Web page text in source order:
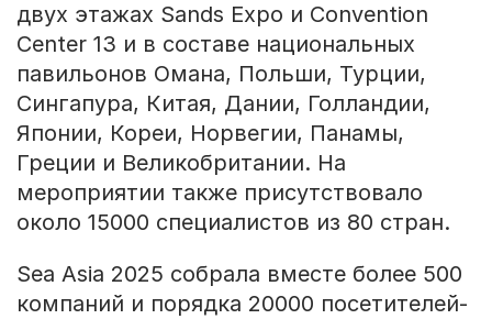
двух этажах Sands Expo и Convention
Center 13 и в составе национальных
павильонов Омана, Польши, Турции,
Сингапура, Китая, Дании, Голландии,
Японии, Кореи, Норвегии, Панамы,
Греции и Великобритании. На
мероприятии также присутствовало
около 15000 специалистов из 80 стран.
Sea Asia 2025 собрала вместе более 500
компаний и порядка 20000 посетителей-